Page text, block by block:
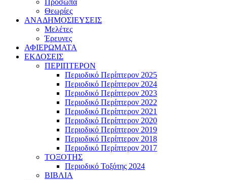
Πρόσωπα
Θεωρίες
ΑΝΑΔΗΜΟΣΙΕΥΣΕΙΣ
Μελέτες
Έρευνες
ΑΦΙΕΡΩΜΑΤΑ
ΕΚΔΟΣΕΙΣ
ΠΕΡΙΠΤΕΡΟΝ
Περιοδικό Περίπτερον 2025
Περιοδικό Περίπτερον 2024
Περιοδικό Περίπτερον 2023
Περιοδικό Περίπτερον 2022
Περιοδικό Περίπτερον 2021
Περιοδικό Περίπτερον 2020
Περιοδικό Περίπτερον 2019
Περιοδικό Περίπτερον 2018
Περιοδικό Περίπτερον 2017
ΤΟΞΟΤΗΣ
Περιοδικό Τοξότης 2024
ΒΙΒΛΙΑ